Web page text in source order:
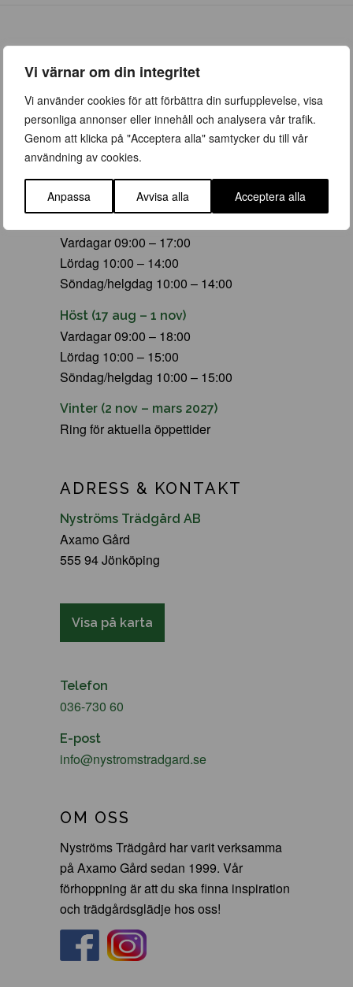
Vi värnar om din integritet
Vi använder cookies för att förbättra din surfupplevelse, visa
personliga annonser eller innehåll och analysera vår trafik.
Genom att klicka på "Acceptera alla" samtycker du till vår
användning av cookies.
Anpassa Avvisa alla Acceptera alla
ÖPPETTIDER
Vår (23 mars – 28 juni)
Vardagar 09:00 – 19:00
Lördag 10:00 – 16:00
Söndag/helgdag 10:00 – 16:00
Vardagar 09:00 – 17:00
Lördag 10:00 – 14:00
Söndag/helgdag 10:00 – 14:00
Höst (17 aug – 1 nov)
Vardagar 09:00 – 18:00
Lördag 10:00 – 15:00
Söndag/helgdag 10:00 – 15:00
Vinter (2 nov – mars 2027)
Ring för aktuella öppettider
ADRESS & KONTAKT
Nyströms Trädgård AB
Axamo Gård
555 94 Jönköping
Visa på karta
Telefon
036-730 60
E-post
info@nystromstradgard.se
OM OSS
Nyströms Trädgård har varit verksamma
på Axamo Gård sedan 1999. Vår
förhoppning är att du ska finna inspiration
och trädgårdsglädje hos oss!